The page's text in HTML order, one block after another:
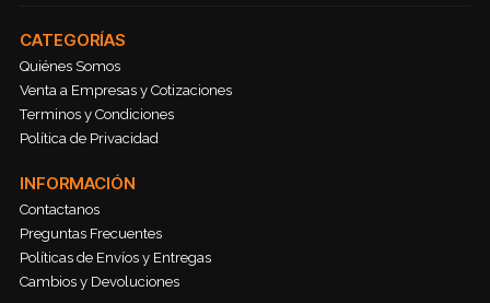
CATEGORÍAS
Quiénes Somos
Venta a Empresas y Cotizaciones
Terminos y Condiciones
Política de Privacidad
INFORMACIÓN
Contactanos
Preguntas Frecuentes
Políticas de Envíos y Entregas
Cambios y Devoluciones